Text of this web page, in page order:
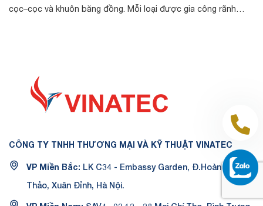
cọc–cọc và khuôn băng đồng. Mỗi loại được gia công rãnh
CÔNG TY TNHH THƯƠNG MẠI VÀ KỸ THUẬT VINATEC
VP Miền Bắc: LK C34 - Embassy Garden, Đ.Hoàng Minh
Thảo, Xuân Đỉnh, Hà Nội.